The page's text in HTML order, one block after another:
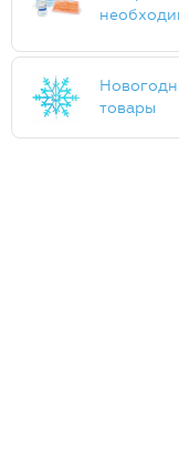
товары